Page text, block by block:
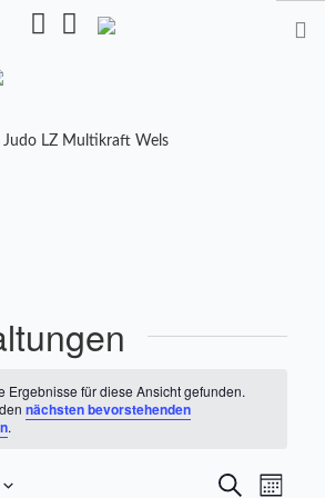
TRAININGSZEITEN
KALENDER
Ergebnisse für diese Ansicht gefunden.
nächsten bevorstehenden
.
Suche
Monat